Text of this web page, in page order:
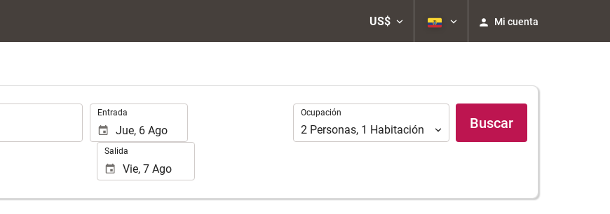
US$ Mi cuenta
Entrada
Salida
Ocupación
Ocupación
2 Personas, 1 Habitación Buscar